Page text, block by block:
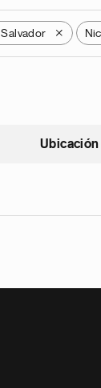
Salvador X
Ubicación